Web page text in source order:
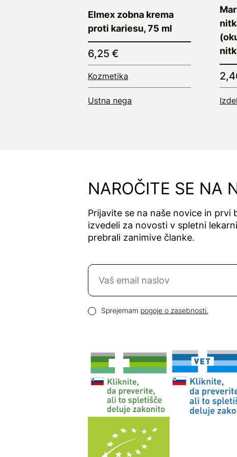
Elmex zobna krema
proti kariesu, 75 ml
6,25 €
Kozmetika
Ustna nega
NAROČITE SE NA
Prijavite se na naše novice in prvi
izvedeli za novosti v spletni
prebrali zanimive članke.
Naročite se na novice
Pogoji zasebnosti
Sprejemam pogoje o zasebnosti.